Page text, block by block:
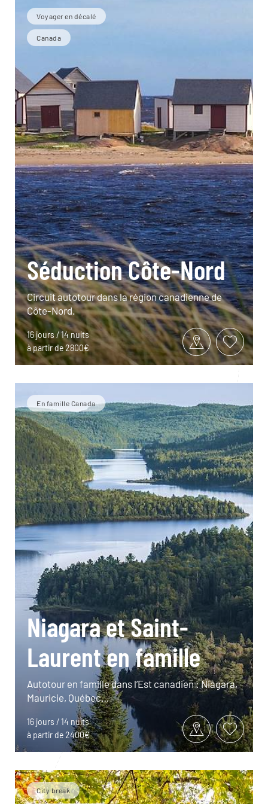
Voyager en décalé
Canada
Séduction Côte-Nord
Circuit autotour dans la région canadienne de
Côte-Nord.
16 jours / 14 nuits
à partir de 2800€
En famille Canada
Niagara et Saint-
Laurent en famille
Autotour en famille dans l’Est canadien : Niagara,
Mauricie, Québec…
16 jours / 14 nuits
à partir de 2400€
City break